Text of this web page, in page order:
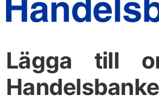
Jobba hos oss
Lägga till